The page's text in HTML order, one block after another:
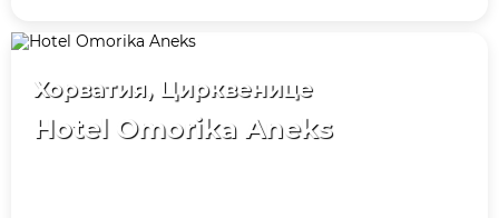
Хорватия, Цирквенице
Hotel Omorika Aneks